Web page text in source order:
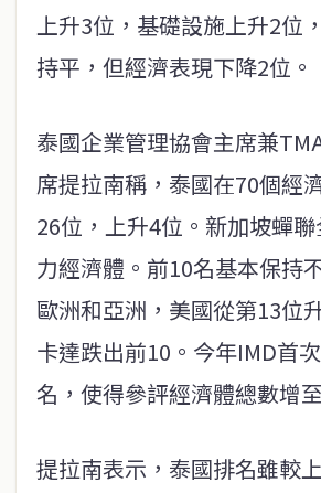
上升3位，基礎設施上升2位
持平，但經濟表現下降2位。
泰國企業管理協會主席兼
席提拉南稱，泰國在70個經
26位，上升4位。新加坡蟬
力經濟體。前10名基本保持
歐洲和亞洲，美國從第13位
卡達跌出前10。今年IMD首
名，使得參評經濟體總數增
提拉南表示，泰國排名雖較